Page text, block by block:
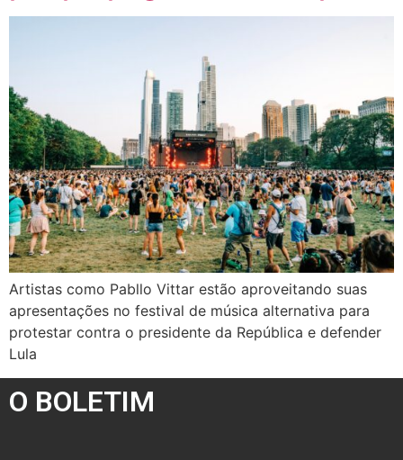
Artistas como Pabllo Vittar estão aproveitando suas
apresentações no festival de música alternativa para
protestar contra o presidente da República e defender
Lula
O BOLETIM